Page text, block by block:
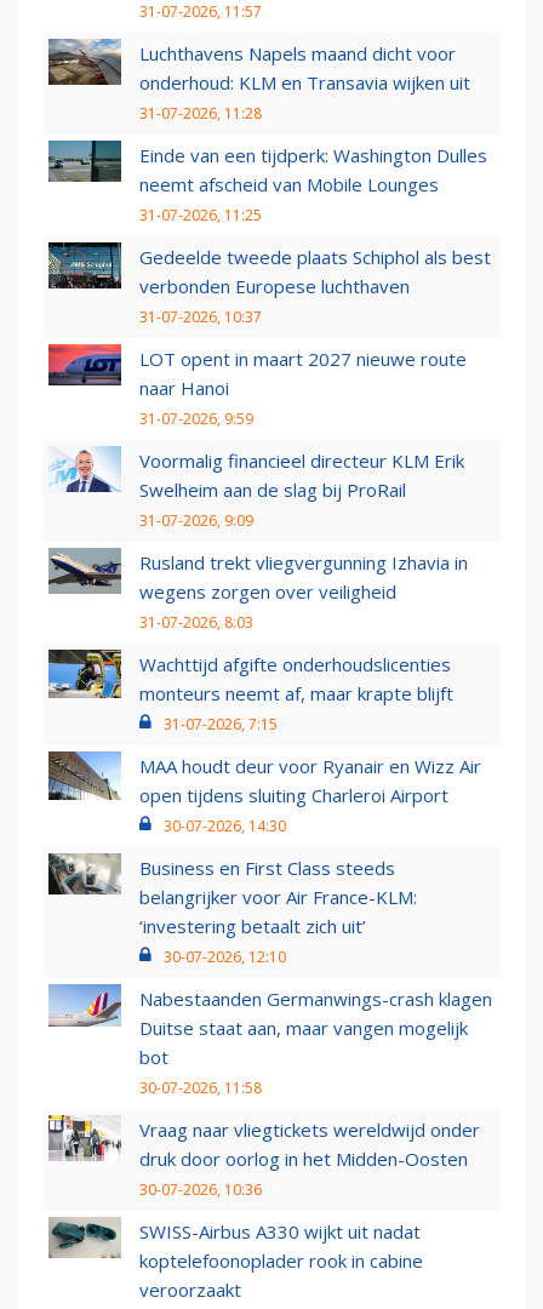
31-07-2026, 11:57
Luchthavens Napels maand dicht voor
onderhoud: KLM en Transavia wijken uit
31-07-2026, 11:28
Einde van een tijdperk: Washington Dulles
neemt afscheid van Mobile Lounges
31-07-2026, 11:25
Gedeelde tweede plaats Schiphol als best
verbonden Europese luchthaven
31-07-2026, 10:37
LOT opent in maart 2027 nieuwe route
naar Hanoi
31-07-2026, 9:59
Voormalig financieel directeur KLM Erik
Swelheim aan de slag bij ProRail
31-07-2026, 9:09
Rusland trekt vliegvergunning Izhavia in
wegens zorgen over veiligheid
31-07-2026, 8:03
Wachttijd afgifte onderhoudslicenties
monteurs neemt af, maar krapte blijft
31-07-2026, 7:15
MAA houdt deur voor Ryanair en Wizz Air
open tijdens sluiting Charleroi Airport
30-07-2026, 14:30
Business en First Class steeds
belangrijker voor Air France-KLM:
‘investering betaalt zich uit’
30-07-2026, 12:10
Nabestaanden Germanwings-crash klagen
Duitse staat aan, maar vangen mogelijk
bot
30-07-2026, 11:58
Vraag naar vliegtickets wereldwijd onder
druk door oorlog in het Midden-Oosten
30-07-2026, 10:36
SWISS-Airbus A330 wijkt uit nadat
koptelefoonoplader rook in cabine
veroorzaakt